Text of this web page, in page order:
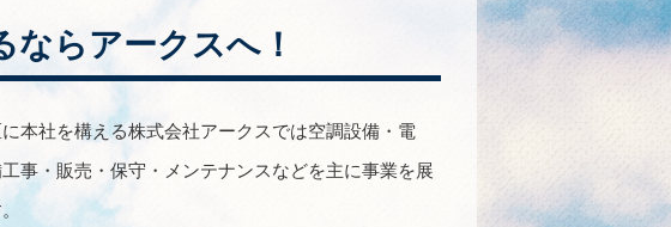
らアークスへ！
本社を構える株式会社アークスでは空調設備・電
事・販売・保守・メンテナンスなどを主に事業を展